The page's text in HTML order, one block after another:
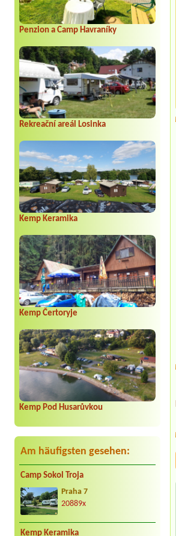
Penzion a Camp Havraníky
Rekreační areál Losinka
Kemp Keramika
Kemp Čertoryje
Kemp Pod Husarůvkou
Am häufigsten gesehen:
Camp Sokol Troja
Praha 7
20889x
Kemp Keramika